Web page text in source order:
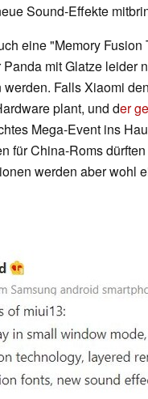
Sound-Effekte
eine "Memory
mit Glatze leider
Falls Xiaomi
plant, und der
Mega-Event ins
für China-Roms
werden aber wohl